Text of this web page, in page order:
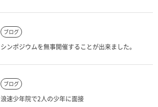
ブログ
シンポジウムを無事開催することが出来ました。
ブログ
浪速少年院で2人の少年に面接